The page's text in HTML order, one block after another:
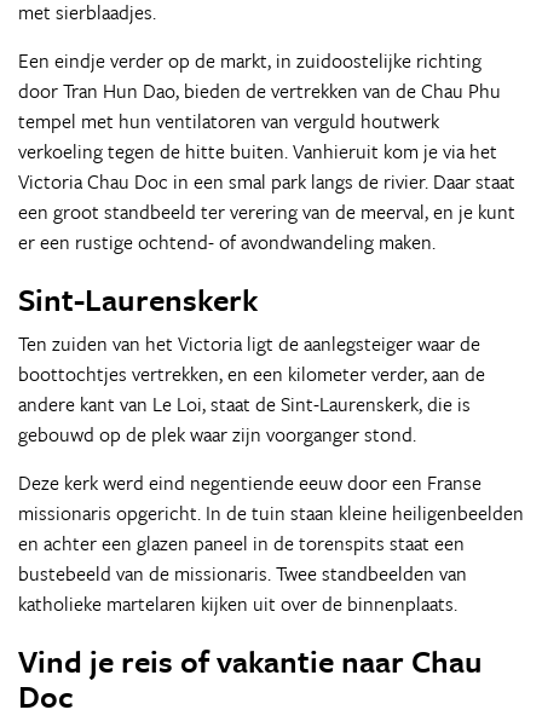
met sierblaadjes.
Een eindje verder op de markt, in zuidoostelijke richting
door Tran Hun Dao, bieden de vertrekken van de Chau Phu
tempel met hun ventilatoren van verguld houtwerk
verkoeling tegen de hitte buiten. Vanhieruit kom je via het
Victoria Chau Doc in een smal park langs de rivier. Daar staat
een groot standbeeld ter verering van de meerval, en je kunt
er een rustige ochtend- of avondwandeling maken.
Sint-Laurenskerk
Ten zuiden van het Victoria ligt de aanlegsteiger waar de
boottochtjes vertrekken, en een kilometer verder, aan de
andere kant van Le Loi, staat de Sint-Laurenskerk, die is
gebouwd op de plek waar zijn voorganger stond.
Deze kerk werd eind negentiende eeuw door een Franse
missionaris opgericht. In de tuin staan kleine heiligenbeelden
en achter een glazen paneel in de torenspits staat een
bustebeeld van de missionaris. Twee standbeelden van
katholieke martelaren kijken uit over de binnenplaats.
Vind je reis of vakantie naar Chau
Doc